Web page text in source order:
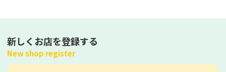
新しくお店を登録する
New shop register